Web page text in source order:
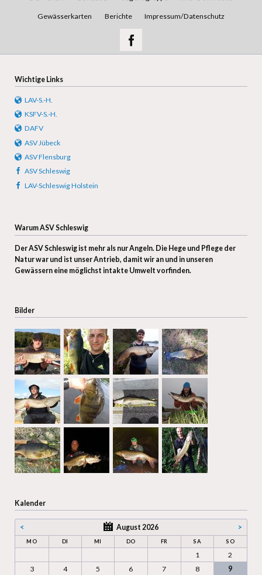
Gewässerkarten Berichte Impressum/Datenschutz
Wichtige Links
LAV-S.-H.
KSFV-S.-H.
DAFV
ASV Jübeck
ASV Flensburg
ASV Schleswig
LAV-Schleswig Holstein
Warum ASV Schleswig
Der ASV Schleswig ist mehr als nur Angeln. Die Hege und Pflege der
Natur war und ist unser Antrieb, damit wir an und in unseren
Gewässern eine möglichst intakte Umwelt vorfinden.
Bilder
Kalender
< August 2026 >
MO DI MI DO FR SA SO
1
2
3
4 5 6 7 8 9